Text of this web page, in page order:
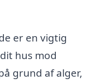
er en vigtig
hus mod
grund af alger,